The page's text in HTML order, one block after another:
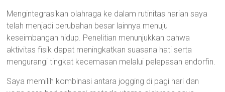
Mengintegrasikan olahraga ke dalam rutinitas harian saya
telah menjadi perubahan besar lainnya menuju
keseimbangan hidup. Penelitian menunjukkan bahwa
aktivitas fisik dapat meningkatkan suasana hati serta
mengurangi tingkat kecemasan melalui pelepasan endorfin.
Saya memilih kombinasi antara jogging di pagi hari dan